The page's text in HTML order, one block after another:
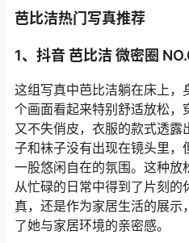
芭比洁热门写真推荐
1、抖音 芭比洁 微密圈
这组写真中芭比洁躺在床上，
个画面看起来特别舒适放松，
又不失俏皮，衣服的款式透
子和袜子没有出现在镜头里，
一股悠闲自在的氛围。这种放
从忙碌的日常中得到了片刻的
真，还是作为家居生活的展示
了她与家居环境的亲密感。